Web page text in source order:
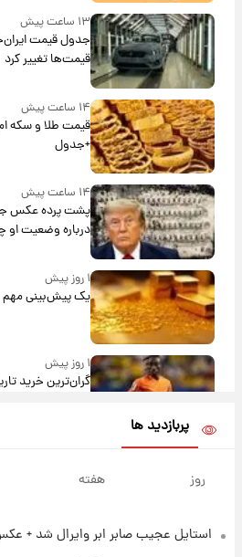
۱۳ ساعت پیش
قیمت‌ها تغییر کرد
۱۴ ساعت پیش
+جدول
۱۴ ساعت پیش
پشت پرده عکس
درباره وضعیت
۱ روز پیش
یک پیش‌بینی مهم از
۱ روز پیش
گران‌ترین خرید
روزها پربارش‌تر
۱ روز پیش
پربازدید ها
روز هفته
استایل عجیب صابر ابر وایرال شد +